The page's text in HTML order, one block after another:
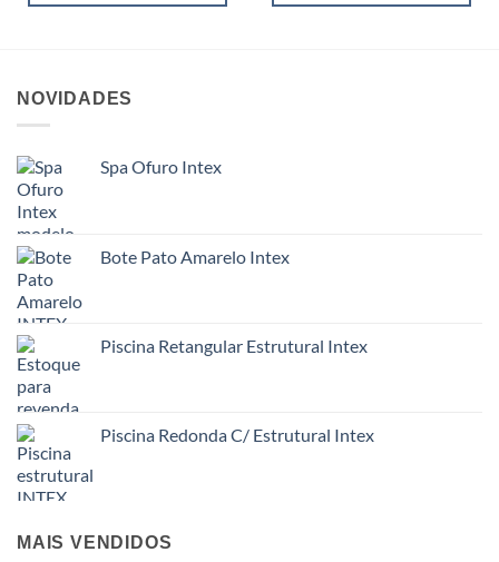
NOVIDADES
Spa Ofuro Intex
Bote Pato Amarelo Intex
Piscina Retangular Estrutural Intex
Piscina Redonda C/ Estrutural Intex
MAIS VENDIDOS